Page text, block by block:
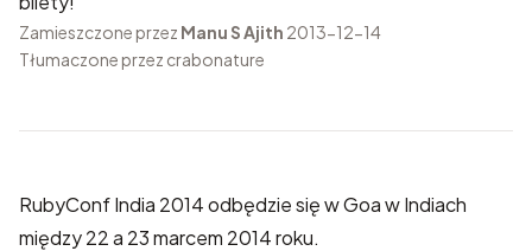
Zamieszczone przez Manu S Ajith 2013-12-14
Tłumaczone przez crabonature
RubyConf India 2014 odbędzie się w Goa w Indiach
między 22 a 23 marcem 2014 roku.